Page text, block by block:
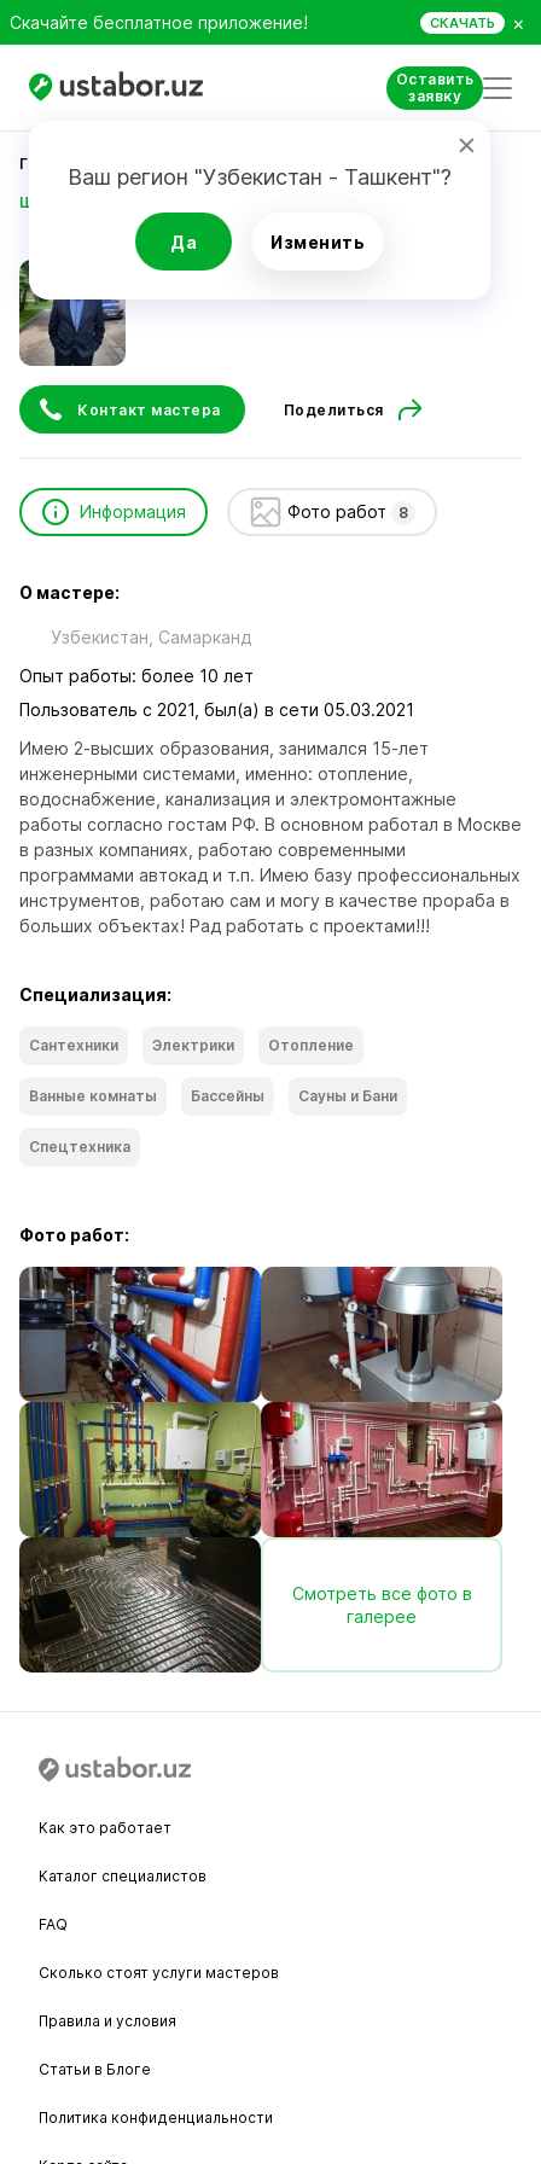
Скачайте бесплатное приложение! СКАЧАТЬ ×
Оставить
заявку
Ваш регион "Узбекистан - Ташкент"?
Да Изменить
Главная
Шомурадов Алишер
Шомурадов Алишер
Контакт мастера Поделиться
Информация Фото работ 8
О мастере:
Узбекистан, Самарканд
Опыт работы: более 10 лет
Пользователь с 2021, был(а) в сети 05.03.2021
Имею 2-высших образования, занимался 15-лет
инженерными системами, именно: отопление,
водоснабжение, канализация и электромонтажные
работы согласно гостам РФ. В основном работал в Москве
в разных компаниях, работаю современными
программами автокад и т.п. Имею базу профессиональных
инструментов, работаю сам и могу в качестве прораба в
больших объектах! Рад работать с проектами!!!
Специализация:
Сантехники Электрики Отопление
Ванные комнаты Бассейны Сауны и Бани
Спецтехника
Фото работ:
Смотреть все фото в
галерее
Как это работает
Каталог специалистов
FAQ
Сколько стоят услуги мастеров
Правила и условия
Статьи в Блоге
Политика конфиденциальности